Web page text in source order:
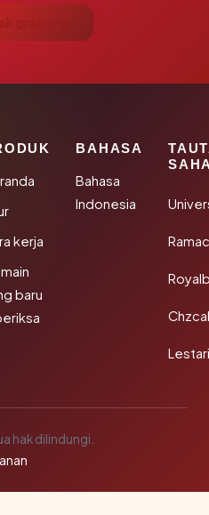
gratis →
kerja
baru
BAHASA
Bahasa
Indonesia
hak dilindungi.